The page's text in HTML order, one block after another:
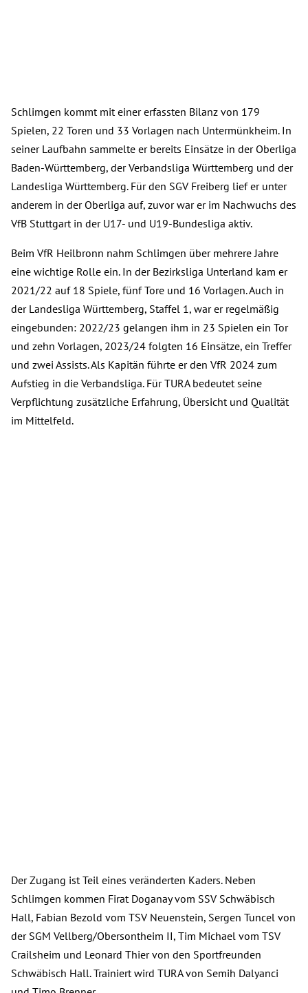
Schlimgen kommt mit einer erfassten Bilanz von 179
Spielen, 22 Toren und 33 Vorlagen nach Untermünkheim. In
seiner Laufbahn sammelte er bereits Einsätze in der Oberliga
Baden-Württemberg, der Verbandsliga Württemberg und der
Landesliga Württemberg. Für den SGV Freiberg lief er unter
anderem in der Oberliga auf, zuvor war er im Nachwuchs des
VfB Stuttgart in der U17- und U19-Bundesliga aktiv.
Beim VfR Heilbronn nahm Schlimgen über mehrere Jahre
eine wichtige Rolle ein. In der Bezirksliga Unterland kam er
2021/22 auf 18 Spiele, fünf Tore und 16 Vorlagen. Auch in
der Landesliga Württemberg, Staffel 1, war er regelmäßig
eingebunden: 2022/23 gelangen ihm in 23 Spielen ein Tor
und zehn Vorlagen, 2023/24 folgten 16 Einsätze, ein Treffer
und zwei Assists. Als Kapitän führte er den VfR 2024 zum
Aufstieg in die Verbandsliga. Für TURA bedeutet seine
Verpflichtung zusätzliche Erfahrung, Übersicht und Qualität
im Mittelfeld.
Der Zugang ist Teil eines veränderten Kaders. Neben
Schlimgen kommen Firat Doganay vom SSV Schwäbisch
Hall, Fabian Bezold vom TSV Neuenstein, Sergen Tuncel von
der SGM Vellberg/Obersontheim II, Tim Michael vom TSV
Crailsheim und Leonard Thier von den Sportfreunden
Schwäbisch Hall. Trainiert wird TURA von Semih Dalyanci